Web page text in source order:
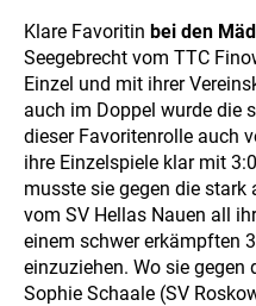
Klare Favoritin bei den
Seegebrecht vom TTC
Einzel und mit ihrer
auch im Doppel wurde die
dieser Favoritenrolle auch
ihre Einzelspiele klar mit
musste sie gegen die stark
vom SV Hellas Nauen all
einem schwer erkämpften
einzuziehen. Wo sie
Sophie Schaale (SV